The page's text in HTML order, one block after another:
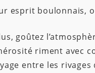
esprit boulonnais,
goûtez
riment avec
entre les rivages